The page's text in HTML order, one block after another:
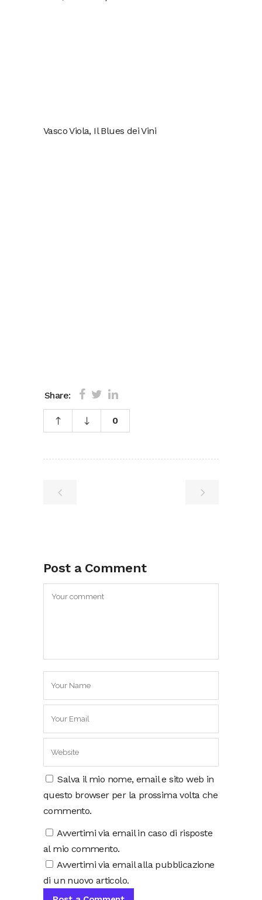
Vasco Viola, Il Blues dei Vini
Share:
0
Post a Comment
Salva il mio nome, email e sito web in
questo browser per la prossima volta che
commento.
Avvertimi via email in caso di risposte
al mio commento.
Avvertimi via email alla pubblicazione
di un nuovo articolo.